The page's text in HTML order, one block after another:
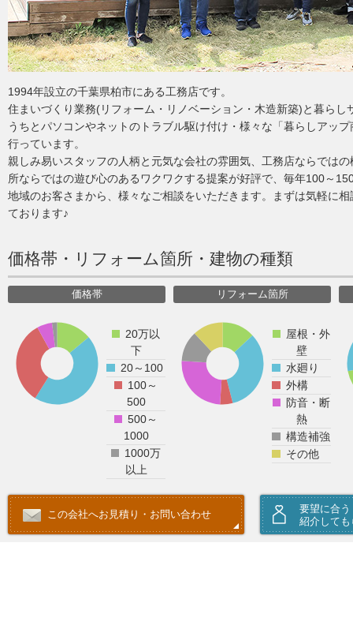
1994年設立の千葉県柏市にある工務店です。
住まいづくり業務(リフォーム・リノベーション・木造新築)と暮らし
うちとパソコンやネットのトラブル駆け付け・様々な「暮らしアッ
行っています。
親しみ易いスタッフの人柄と元気な会社の雰囲気、工務店ならでは
所ならではの遊び心のあるワクワクする提案が好評で、毎年100～
地域のお客さまから、様々なご相談をいただきます。まずは気軽に
ております♪
価格帯・リフォーム箇所・建物の種類
価格帯
20万以
下
20～100
100～
500
500～
1000
1000万
以上
リフォーム箇所
屋根・外
壁
水廻り
外構
防音・断
熱
構造補強
その他
この会社へお見積り・お問い合わせ
要望に合
紹介しても